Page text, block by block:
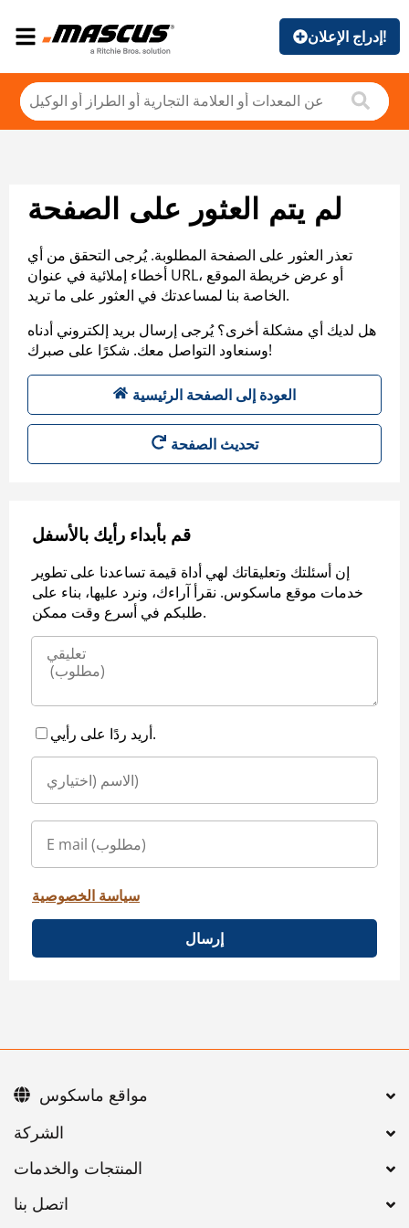
إدراج الإعلان!
لم يتم العثور على الصفحة
تعذر العثور على الصفحة المطلوبة. يُرجى التحقق من أي
أخطاء إملائية في عنوان URL، أو عرض خريطة الموقع
الخاصة بنا لمساعدتك في العثور على ما تريد.
هل لديك أي مشكلة أخرى؟ يُرجى إرسال بريد إلكتروني أدناه
وسنعاود التواصل معك. شكرًا على صبرك!
العودة إلى الصفحة الرئيسية
تحديث الصفحة
قم بأبداء رأيك بالأسفل
إن أسئلتك وتعليقاتك لهي أداة قيمة تساعدنا على تطوير
خدمات موقع ماسكوس. نقرأ آراءك، ونرد عليها، بناء على
طلبكم في أسرع وقت ممكن.
أريد ردًا على رأيي.
سياسة الخصوصية
إرسال
اتصل بنا
مواقع ماسكوس